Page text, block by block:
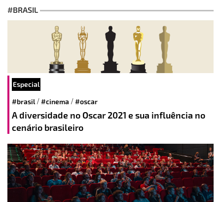
#BRASIL
Especial
#brasil/#cinema /#oscar
A diversidade no Oscar 2021 e sua influência no
cenário brasileiro